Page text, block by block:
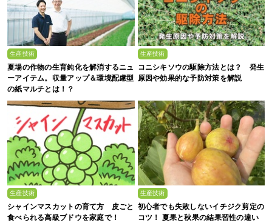
生産技術
夏場の作物の生育鈍化を解消するニュ
ーアイテム。収量アップ＆環境配慮型
の紙マルチとは！？
生産技術
コニシキソウの駆除方法とは？ 発生
原因や効果的な予防対策を解説
生産技術
シャインマスカットの育て方 皮ごと
食べられる高級ブドウを家庭で！
生産技術
初心者でも失敗しないイチジク剪定の
コツ！ 夏果と秋果の結果習性の違い